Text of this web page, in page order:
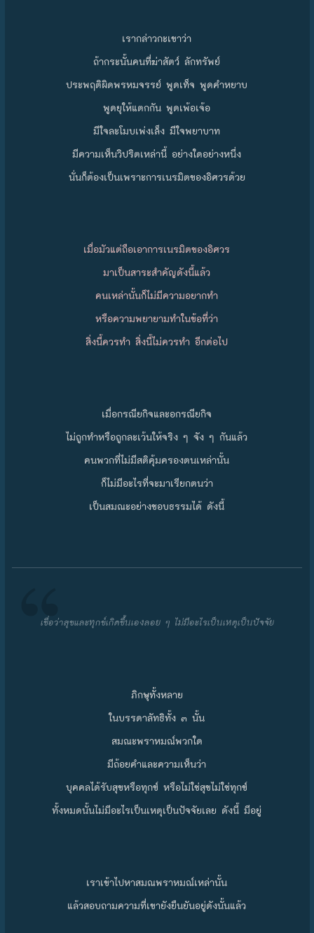
เรากล่าวกะเขาว่า
ถ้ากระนั้นคนที่ฆ่าสัตว์ ลักทรัพย์
ประพฤติผิดพรหมจรรย์ พูดเท็จ พูดคำหยาบ
พูดยุให้แตกกัน พูดเพ้อเจ้อ
มีใจละโมบเพ่งเล็ง มีใจพยาบาท
มีความเห็นวิปริตเหล่านี้ อย่างใดอย่างหนึ่ง
นั่นก็ต้องเป็นเพราะการเนรมิตของอิศวรด้วย
เมื่อมัวแต่ถือเอาการเนรมิตของอิศวร
มาเป็นสาระสำคัญดังนี้แล้ว
คนเหล่านั้นก็ไม่มีความอยากทำ
หรือความพยายามทำในข้อที่ว่า
สิ่งนี้ควรทำ สิ่งนี้ไม่ควรทำ อีกต่อไป
เมื่อกรณียกิจและอกรณียกิจ
ไม่ถูกทำหรือถูกละเว้นให้จริง ๆ จัง ๆ กันแล้ว
คนพวกที่ไม่มีสติคุ้มครองตนเหล่านั้น
ก็ไม่มีอะไรที่จะมาเรียกตนว่า
เป็นสมณะอย่างชอบธรรมได้ ดังนี้
เชื่อว่าสุขและทุกข์เกิดขึ้นเองลอย ๆ ไม่มีอะไรเป็นเหตุเป็นปัจจัย
ภิกษุทั้งหลาย
ในบรรดาลัทธิทั้ง ๓ นั้น
สมณะพราหมณ์พวกใด
มีถ้อยคำและความเห็นว่า
บุคคลได้รับสุขหรือทุกข์ หรือไม่ใช่สุขไม่ใช่ทุกข์
ทั้งหมดนั้นไม่มีอะไรเป็นเหตุเป็นปัจจัยเลย ดังนี้ มีอยู่
เราเข้าไปหาสมณพราหมณ์เหล่านั้น
แล้วสอบถามความที่เขายังยืนยันอยู่ดังนั้นแล้ว